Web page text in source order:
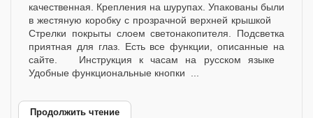
качественная. Крепления на шурупах. Упакованы были
в жестяную коробку с прозрачной верхней крышкой
Стрелки покрыты слоем светонакопителя. Подсветка
приятная для глаз. Есть все функции, описанные на
сайте. Инструкция к часам на русском языке
Удобные функциональные кнопки ...
Продолжить чтение